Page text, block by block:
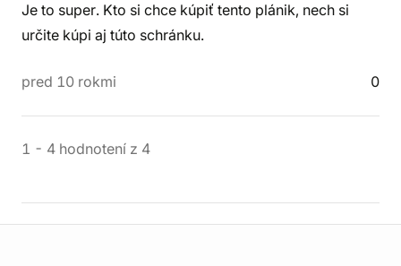
Je to super. Kto si chce kúpiť tento plánik, nech si
určite kúpi aj túto schránku.
pred 10 rokmi 0
1 - 4 hodnotení z 4